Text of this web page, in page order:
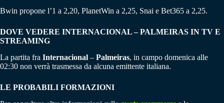
Bwin propone l’1 a 2,20, PlanetWin a 2,25, Snai e Bet365 a 2,25.
DOVE VEDERE INTERNACIONAL – PALMEIRAS IN TV E
STREAMING
La partita fra Internacional – Palmeiras, in campo domenica alle
02:30 non verrà trasmessa da alcuna emittente italiana.
LE PROBABILI FORMAZIONI